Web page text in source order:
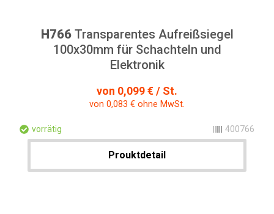
H766Transparentes Aufreißsiegel
100x30mm für Schachteln und
Elektronik
von 0,099 € / St.
von 0,083 € ohne MwSt.
vorrätig 400766
Prouktdetail